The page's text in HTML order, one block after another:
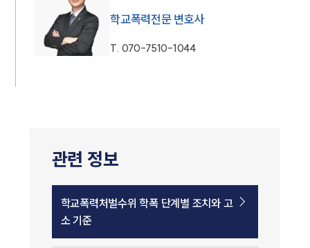
학교폭력전문 변호사
T. 070-7510-1044
관련 정보
학교폭력처벌수위 학폭 단계별 조치와 고
소 기준